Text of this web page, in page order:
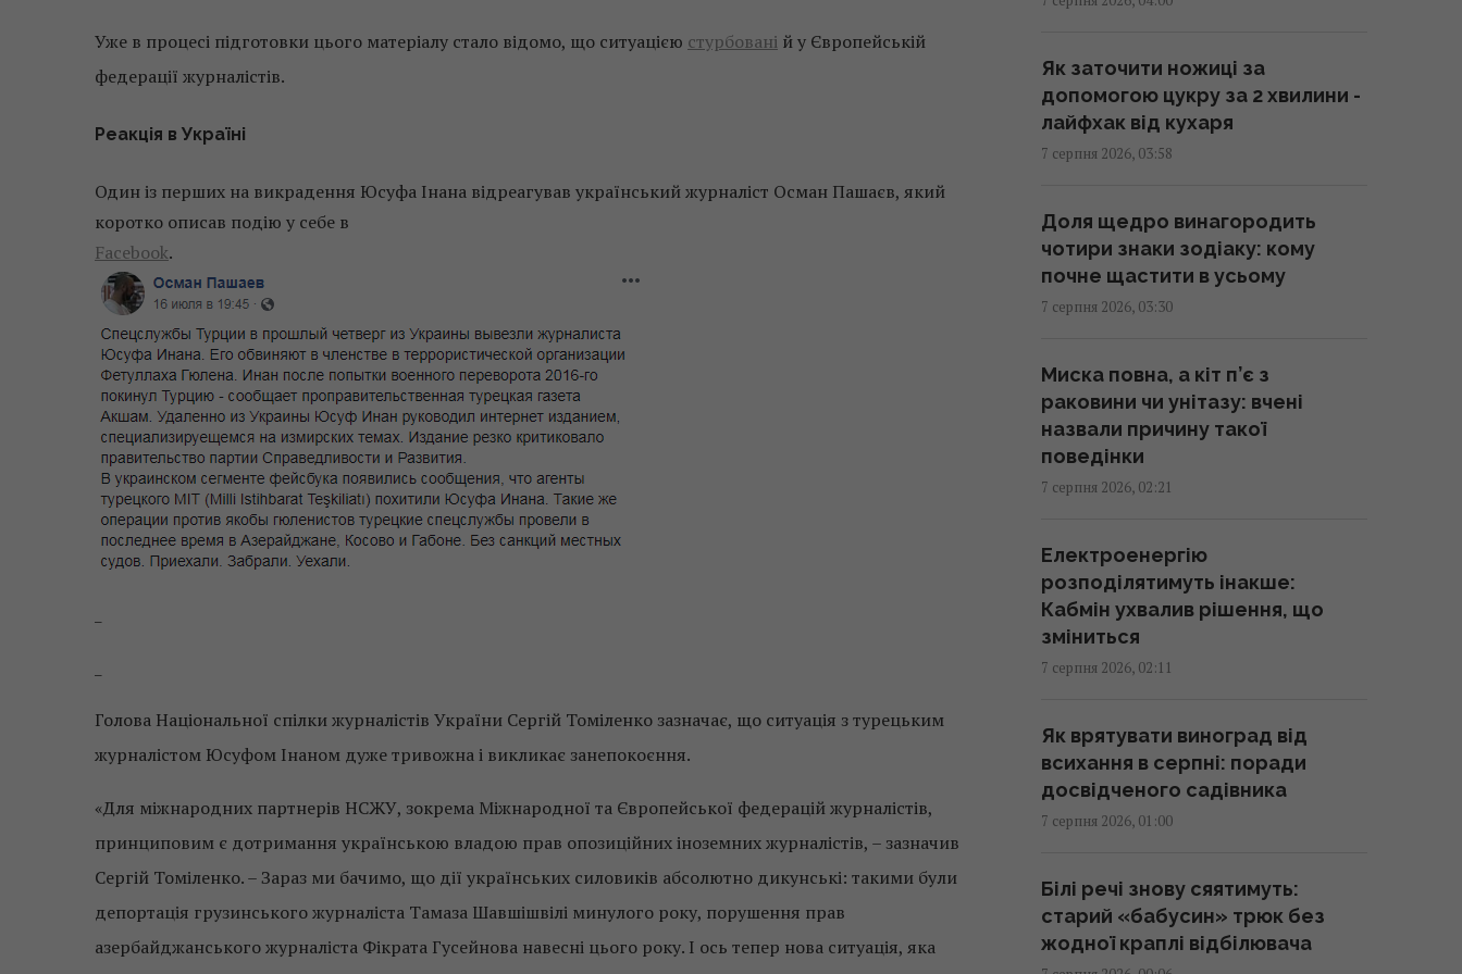
Уже в процесі підготовки цього матеріалу стало відомо, що ситуацією стурбовані й у Європейській
федерації журналістів.
Реакція в Україні
Один із перших на викрадення Юсуфа Інана відреагував український журналіст Осман Пашаєв, який
коротко описав подію у себе в
Facebook.
Голова Національної спілки журналістів України Сергій Томіленко зазначає, що ситуація з турецьким
журналістом Юсуфом Інаном дуже тривожна і викликає занепокоєння.
«Для міжнародних партнерів НСЖУ, зокрема Міжнародної та Європейської федерацій журналістів,
принциповим є дотримання українською владою прав опозиційних іноземних журналістів, – зазначив
Сергій Томіленко. – Зараз ми бачимо, що дії українських силовиків абсолютно дикунські: такими були
депортація грузинського журналіста Тамаза Шавшішвілі минулого року, порушення прав
азербайджанського журналіста Фікрата Гусейнова навесні цього року. І ось тепер нова ситуація, яка
05:25 п'ятниця, 07 серпня 2026
Удари Росії по кораблях у
04:37 п'ятниця, 07 серпня 2026
214 мільйонів років тому
04:31 п'ятниця, 07 серпня 2026
У чому полягає користь
волоських горіхів для серця,
В Генштабі ЗСУ повідомили, на
яку суму країни НАТО виділять
Україні військової допомоги
Кинджал Тутанхамона виявився
викуваним із позаземного
металу, - археологи
США запровадили нові санкції
проти Куби за співпрацю з
Китаєм та РФ, - Bloomberg
Як заточити ножиці за
допомогою цукру за 2 хвилини -
лайфхак від кухаря
7 серпня 2026, 03:58
Доля щедро винагородить
чотири знаки зодіаку: кому
почне щастити в усьому
7 серпня 2026, 03:30
Миска повна, а кіт п’є з
раковини чи унітазу: вчені
назвали причину такої
поведінки
7 серпня 2026, 02:21
Електроенергію
розподілятимуть інакше:
Кабмін ухвалив рішення, що
зміниться
7 серпня 2026, 02:11
Як врятувати виноград від
всихання в серпні: поради
досвідченого садівника
7 серпня 2026, 01:00
Білі речі знову сяятимуть:
старий «бабусин» трюк без
жодної краплі відбілювача